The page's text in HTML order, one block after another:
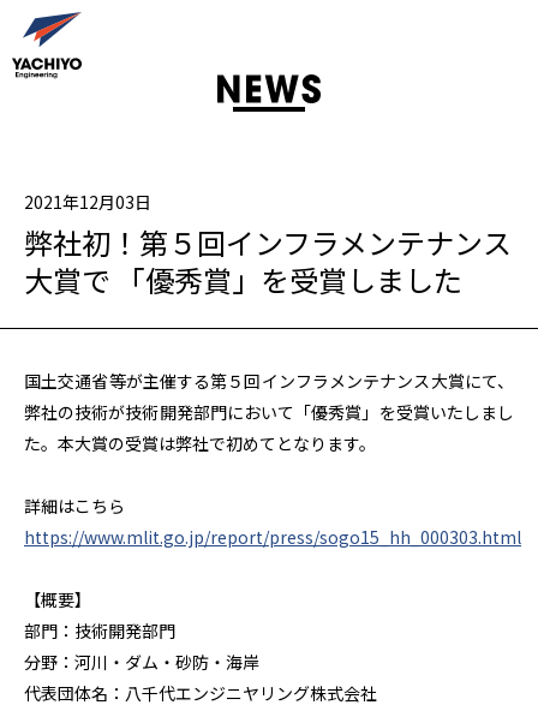
2021年12月03日
弊社初！第５回インフラメンテナンス
大賞で 「優秀賞」を受賞しました
国土交通省等が主催する第５回インフラメンテナンス大賞にて、
弊社の技術が技術開発部門において「優秀賞」を受賞いたしまし
た。本大賞の受賞は弊社で初めてとなります。
詳細はこちら
https://www.mlit.go.jp/report/press/sogo15_hh_000303.html
【概要】
部門：技術開発部門
分野：河川・ダム・砂防・海岸
代表団体名：八千代エンジニヤリング株式会社